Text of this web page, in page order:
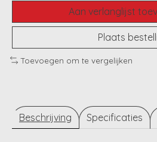
Aan verlanglijst
Plaats
Toevoegen om te vergelijken
Beschrijving Specificaties